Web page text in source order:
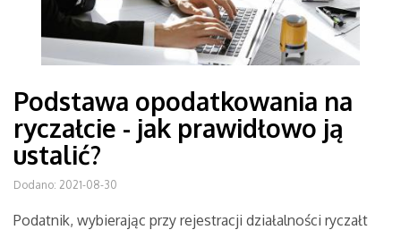
Podstawa opodatkowania na
ryczałcie - jak prawidłowo ją
ustalić?
Dodano: 2021-08-30
Podatnik, wybierając przy rejestracji działalności ryczałt